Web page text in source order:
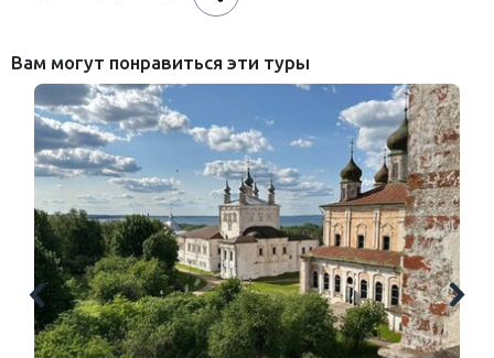
Вам могут понравиться эти туры